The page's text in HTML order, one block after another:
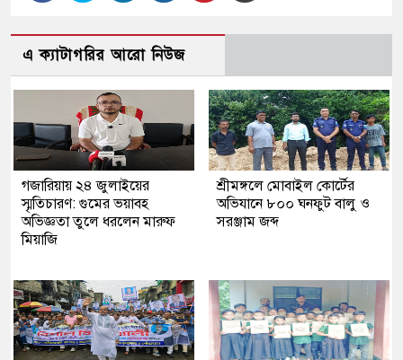
এ ক্যাটাগরির আরো নিউজ
গজারিয়ায় ২৪ জুলাইয়ের
স্মৃতিচারণ: গুমের ভয়াবহ
অভিজ্ঞতা তুলে ধরলেন মারুফ
মিয়াজি
শ্রীমঙ্গলে মোবাইল কোর্টের
অভিযানে ৮০০ ঘনফুট বালু ও
সরঞ্জাম জব্দ